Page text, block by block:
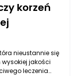
korzeń
nieustannie się
jakości
leczenia